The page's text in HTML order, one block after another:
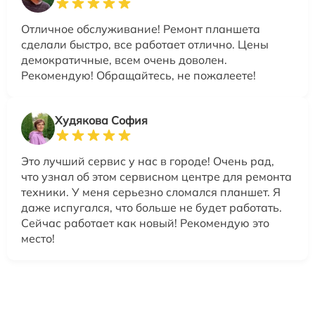
Отличное обслуживание! Ремонт планшета
сделали быстро, все работает отлично. Цены
демократичные, всем очень доволен.
Рекомендую! Обращайтесь, не пожалеете!
Худякова София
Это лучший сервис у нас в городе! Очень рад,
что узнал об этом сервисном центре для ремонта
техники. У меня серьезно сломался планшет. Я
даже испугался, что больше не будет работать.
Сейчас работает как новый! Рекомендую это
место!